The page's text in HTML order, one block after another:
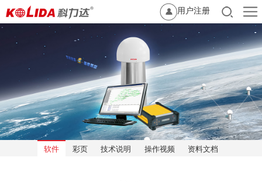
用户注册
软件 彩页 技术说明 操作视频 资料文档